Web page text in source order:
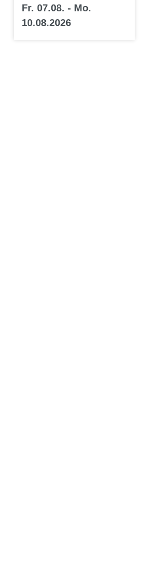
Fr. 07.08. - Mo.
10.08.2026